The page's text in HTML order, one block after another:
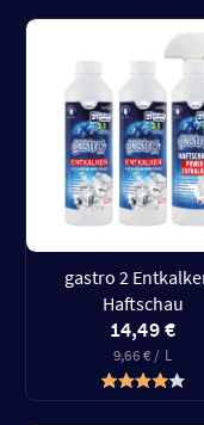
gastro 2
Haftschau
14,49 €
9,66 € / L